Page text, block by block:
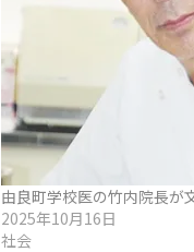
由良町学校医の竹内院長が
2025年10月16日
社会